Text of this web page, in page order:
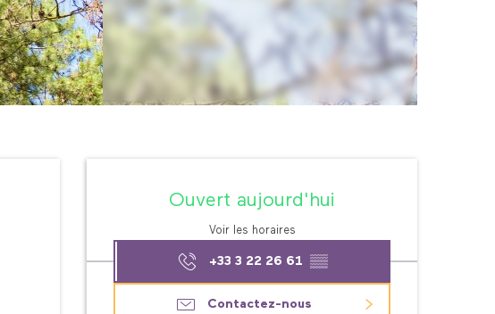
Ouverture et
Ouvert aujourd'hui
Voir les horaires
+33 3 22 26 61 ▒▒
Contactez-nous